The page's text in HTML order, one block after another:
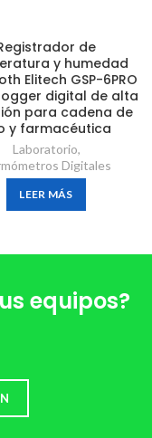
de
y humedad
Elitech GSP-6PRO
digital de alta
para cadena de
y farmacéutica
Laboratorio,
Digitales
LEER MÁS
equipos?